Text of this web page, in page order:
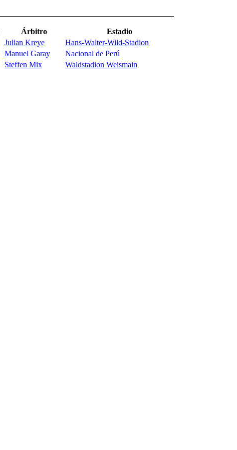
Árbitro
Estadio
Julian Kreye
Hans-Walter-Wild-Stadion
Manuel Garay
Nacional de Perú
Steffen Mix Waldstadion Weismain